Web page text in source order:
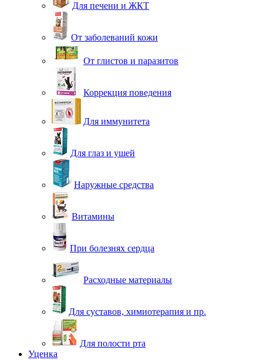
Для печени и ЖКТ
От заболеваний кожи
От глистов и паразитов
Коррекция поведения
Для иммунитета
Для глаз и ушей
Наружные средства
Витамины
При болезнях сердца
Расходные материалы
Для суставов, химиотерапия и пр.
Для полости рта
Уценка